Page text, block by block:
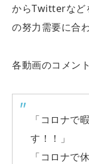
からTwitterなど
の努力需要に合
各動画のコメン
「コロナで
す！！」
「コロナで